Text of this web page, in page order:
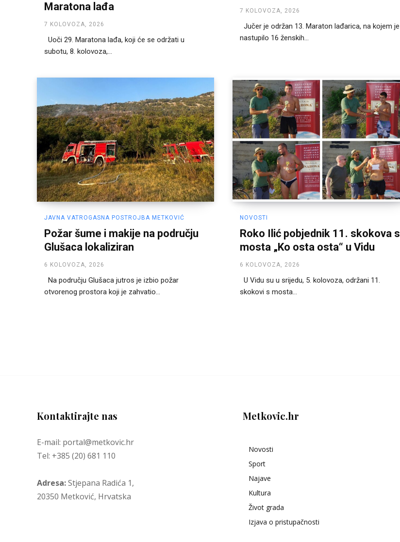
Maratona lađa
7 KOLOVOZA, 2026
Uoči 29. Maratona lađa, koji će se održati u
subotu, 8. kolovoza,...
7 KOLOVOZA, 2026
Jučer je održan 13. Maraton lađarica, na kojem je
nastupilo 16 ženskih...
JAVNA VATROGASNA POSTROJBA METKOVIĆ
Požar šume i makije na području
Glušaca lokaliziran
6 KOLOVOZA, 2026
Na području Glušaca jutros je izbio požar
otvorenog prostora koji je zahvatio...
NOVOSTI
Roko Ilić pobjednik 11. skokova s
mosta „Ko osta osta“ u Vidu
6 KOLOVOZA, 2026
U Vidu su u srijedu, 5. kolovoza, održani 11.
skokovi s mosta...
Kontaktirajte nas
E-mail: portal@metkovic.hr
Tel: +385 (20) 681 110
Adresa:Stjepana Radića 1,
20350 Metković, Hrvatska
Metkovic.hr
Novosti
Sport
Najave
Kultura
Život grada
Izjava o pristupačnosti